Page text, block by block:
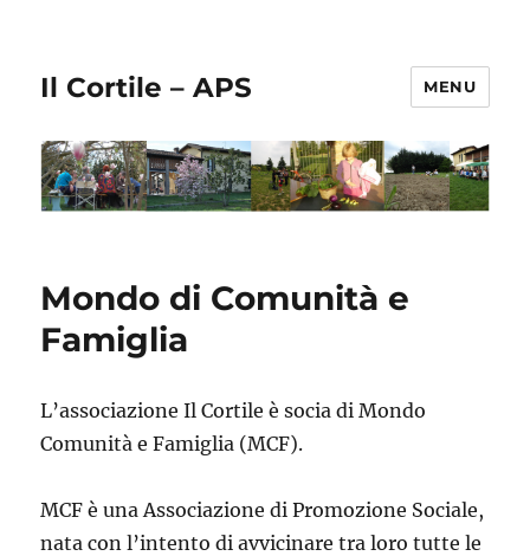
Il Cortile – APS MENU
Mondo di Comunità e
Famiglia
L’associazione Il Cortile è socia di Mondo
Comunità e Famiglia (MCF).
MCF è una Associazione di Promozione Sociale,
nata con l’intento di avvicinare tra loro tutte le